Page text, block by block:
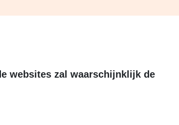
websites zal waarschijnklijk de